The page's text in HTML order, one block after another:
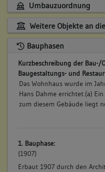
Umbauzuordnung
Weitere Objekte an
Bauphasen
Kurzbeschreibung der Bau-/
Baugestaltungs- und
Das Wohnhaus wurde im
Hans Dahme errichtet.(a)
zum diesem Gebäude liegt
1. Bauphase:
(1907)
Erbaut 1907 durch den